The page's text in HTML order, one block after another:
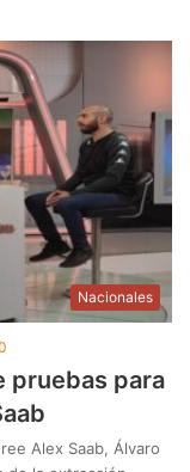
Nacionales
pruebas para
Alex Saab, Álvaro